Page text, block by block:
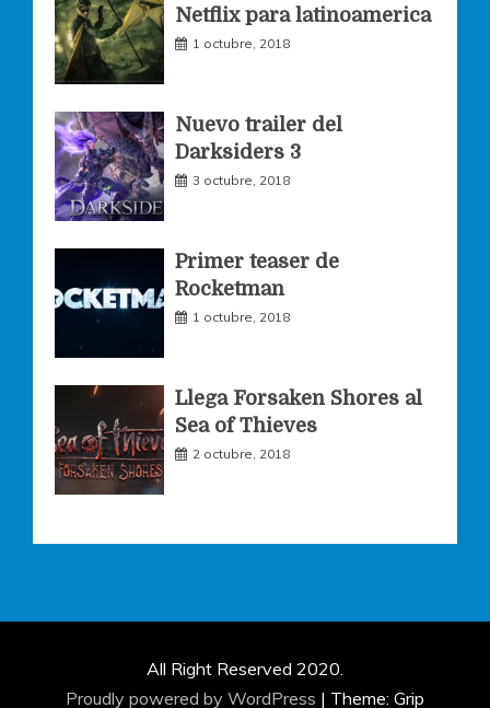
o
m
r
Netflix para latinoamerica
1 octubre, 2018
Nuevo trailer del
Darksiders 3
3 octubre, 2018
Primer teaser de
Rocketman
1 octubre, 2018
Llega Forsaken Shores al
Sea of Thieves
2 octubre, 2018
All Right Reserved 2020.
Proudly powered by WordPress | Theme: Grip